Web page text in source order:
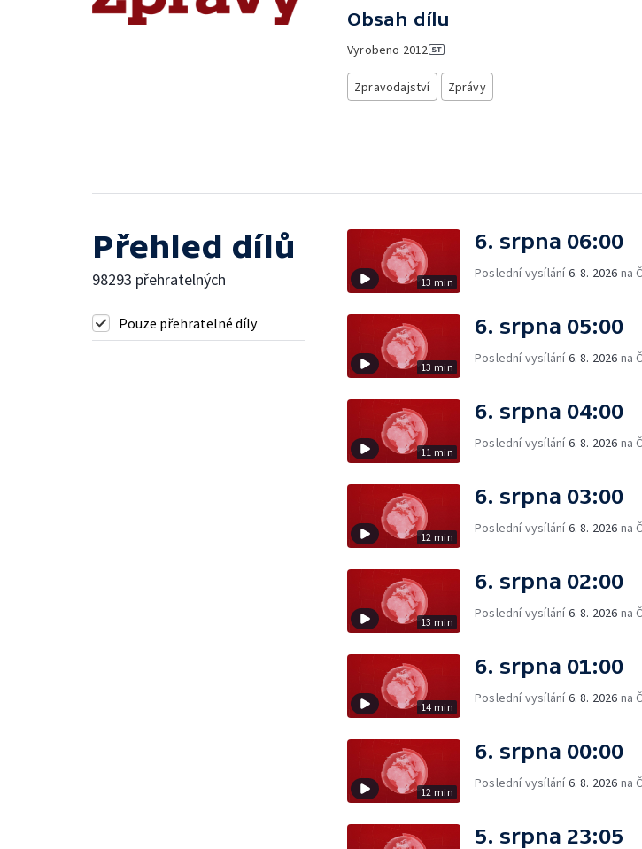
Obsah dílu
Vyrobeno 2012
Zpravodajství Zprávy
Přehled dílů
98293 přehratelných
Pouze přehratelné díly
13 min
6. srpna 06:00
Poslední vysílání6. 8. 2026 na
13 min
6. srpna 05:00
Poslední vysílání6. 8. 2026 na
11 min
6. srpna 04:00
Poslední vysílání6. 8. 2026 na
12 min
6. srpna 03:00
Poslední vysílání6. 8. 2026 na
13 min
6. srpna 02:00
Poslední vysílání6. 8. 2026 na
14 min
6. srpna 01:00
Poslední vysílání6. 8. 2026 na
12 min
6. srpna 00:00
Poslední vysílání6. 8. 2026 na
5. srpna 23:05